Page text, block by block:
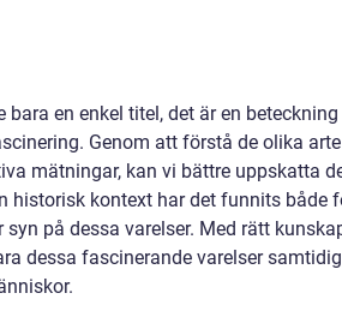
bara en enkel titel, det är en
Genom att förstå de olika
mätningar, kan vi bättre uppskatta
historisk kontext har det funnits både
på dessa varelser. Med rätt
dessa fascinerande varelser